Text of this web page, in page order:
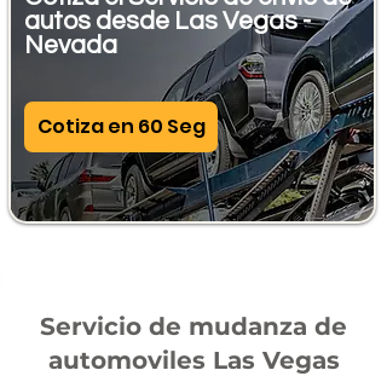
Cotiza en 60 Seg
autos desde Las Vegas -
Nevada
Servicio de mudanza de
automoviles Las Vegas